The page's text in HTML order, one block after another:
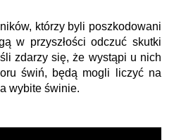
którzy byli poszkodowani
w przyszłości odczuć skutki
zdarzy się, że wystąpi u nich
świń, będą mogli liczyć na
wybite świnie.